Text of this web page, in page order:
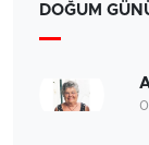
DOĞUM